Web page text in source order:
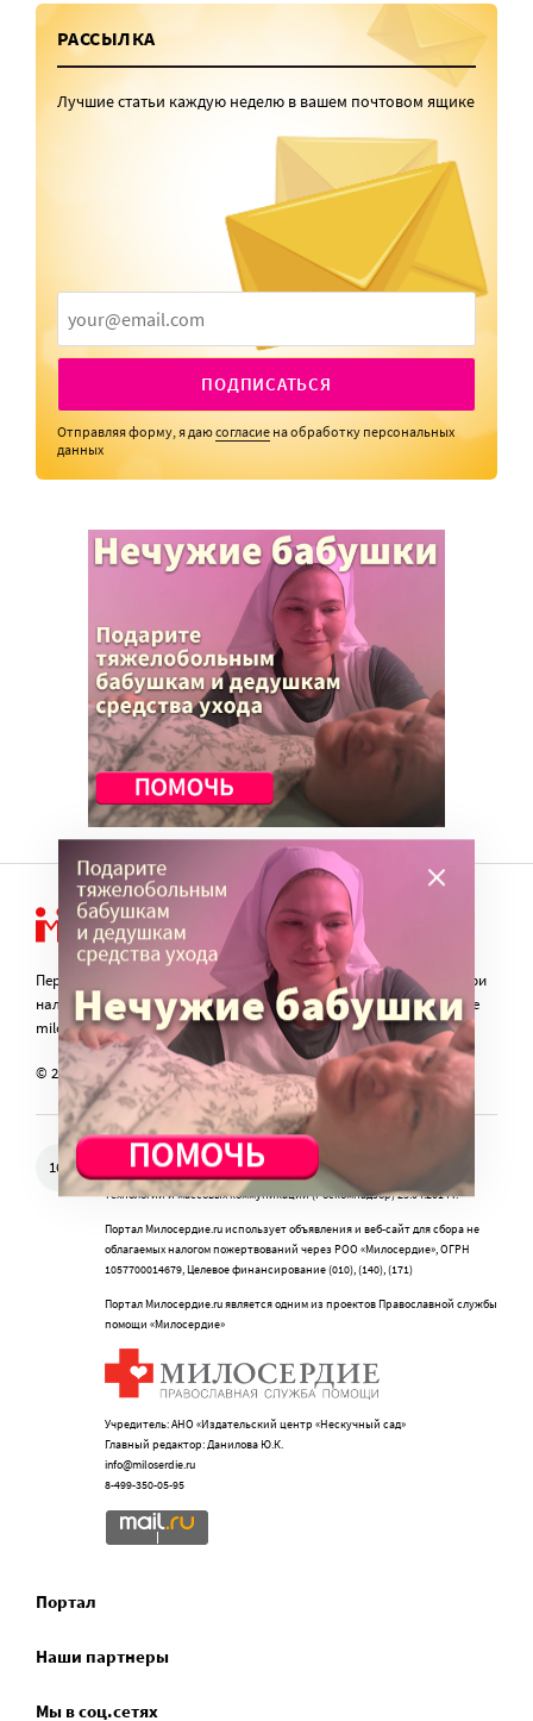
РАССЫЛКА
Лучшие статьи каждую неделю в вашем почтовом ящике
ПОДПИСАТЬСЯ
Отправляя форму, я даюсогласие на обработку персональных
данных
Перепечатка материалов сайта в интернете возможна только при
наличии активной гиперссылки на оригинал материала на сайте
miloserdie.ru
© 2024 – 2026. Милосердие.ru
16+
Свидетельство о регистрации СМИ Эл № ФС77-57850 выдано
федеральной службой по надзору в сфере связи, информационных
технологий и массовых коммуникаций (Роскомнадзор) 25.04.2014 г.
Портал Милосердие.ru использует объявления и веб-сайт для сбора не
облагаемых налогом пожертвований через РОО «Милосердие», ОГРН
1057700014679, Целевое финансирование (010), (140), (171)
Портал Милосердие.ru является одним из проектов Православной службы
помощи «Милосердие»
Учредитель: АНО «Издательский центр «Нескучный сад»
Главный редактор: Данилова Ю.К.
info@miloserdie.ru
8-499-350-05-95
Портал
Наши партнеры
Мы в соц.сетях